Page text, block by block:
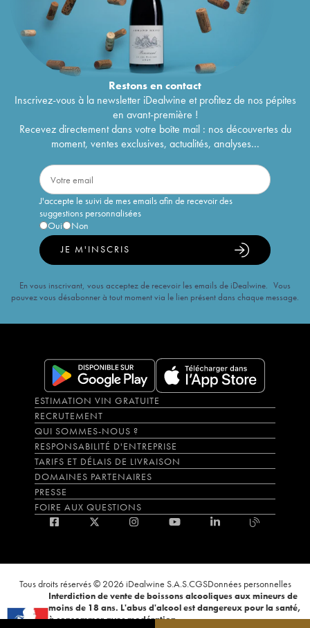
Restons encontact
Inscrivez-vous à la newsletter iDealwine et profitez de nos pépites
en avant-première !
Recevez directement dans votre boîte mail : nos découvertes du
moment, ventes exclusives, actualités, analyses...
J'accepte le suivi de mes emails afin de recevoir des
suggestions personnalisées
Oui
Non
JE M'INSCRIS
En vous inscrivant, vous acceptez de recevoir les emails de iDealwine. Vous
pouvez vous désabonner à tout moment via le lien présent dans chaque message.
ESTIMATION VIN GRATUITE
RECRUTEMENT
QUI SOMMES-NOUS ?
RESPONSABILITÉ D'ENTREPRISE
TARIFS ET DÉLAIS DE LIVRAISON
DOMAINES PARTENAIRES
PRESSE
FOIRE AUX QUESTIONS
Tous droits réservés © 2026 iDealwine S.A.S.CGSDonnées personnelles
Interdiction de vente de boissons alcooliques aux mineurs de
moins de 18 ans. L'abus d'alcool est dangereux pour la santé,
à consommer avec modération.